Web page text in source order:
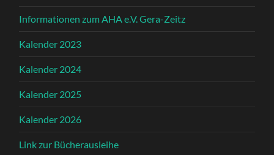
Informationen zum AHA e.V. Gera-Zeitz
Kalender 2023
Kalender 2024
Kalender 2025
Kalender 2026
Link zur Bücherausleihe